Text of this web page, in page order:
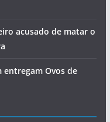
acusado de matar o
entregam Ovos de